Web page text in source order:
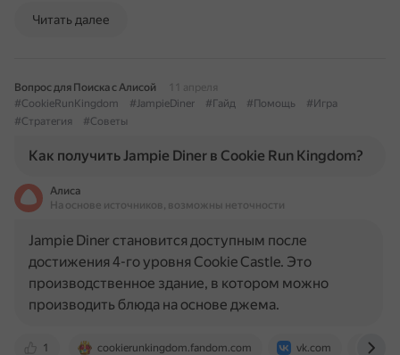
Читать далее
Вопрос для Поиска с Алисой
11 апреля
#CookieRunKingdom
#JampieDiner #Гайд #Помощь
#Игра
#Стратегия
#Советы
Как получить Jampie Diner в Cookie Run Kingdom?
Алиса
На основе источников, возможны неточности
1 cookierunkingdom.fandom.com vk.com
Jampie Diner становится доступным после
достижения 4-го уровня Cookie Castle. Это
производственное здание, в котором можно
производить блюда на основе джема.